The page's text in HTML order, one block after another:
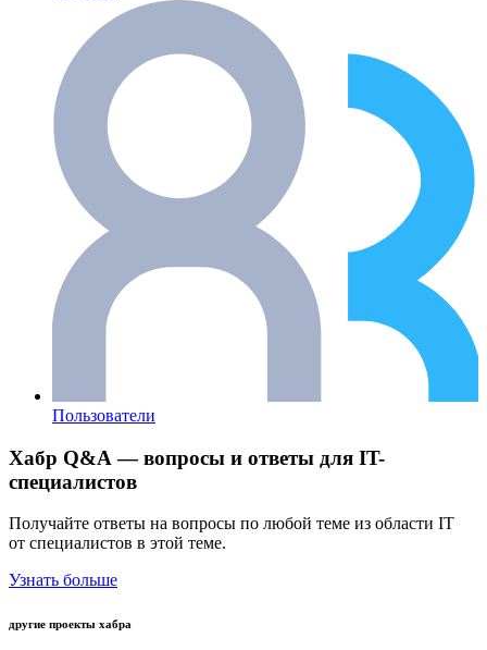
Пользователи
Хабр Q&A — вопросы и ответы для IT-
специалистов
Получайте ответы на вопросы по любой теме из области IT
от специалистов в этой теме.
Узнать больше
другие проекты хабра